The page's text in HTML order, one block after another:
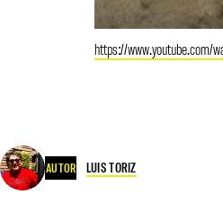
https://www.youtube.com/
AUTOR LUIS TORIZ